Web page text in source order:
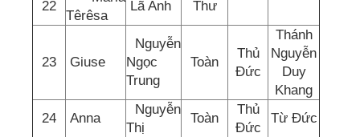
22
Têrêsa
Lã Anh Thư
23 Giuse
Nguyễn
Ngọc
Trung
Toàn
Thủ
Đức
Thánh
Nguyễn
Duy
Khang
24
Anna
Nguyễn
Thị
Toàn
Thủ
Đức
Từ Đức